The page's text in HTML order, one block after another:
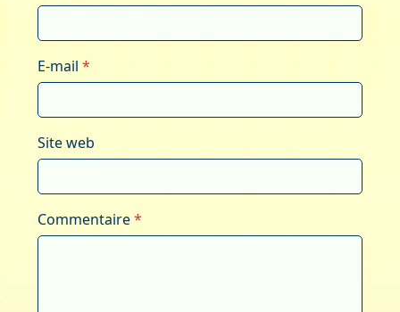
E-mail*
Site web
Commentaire*